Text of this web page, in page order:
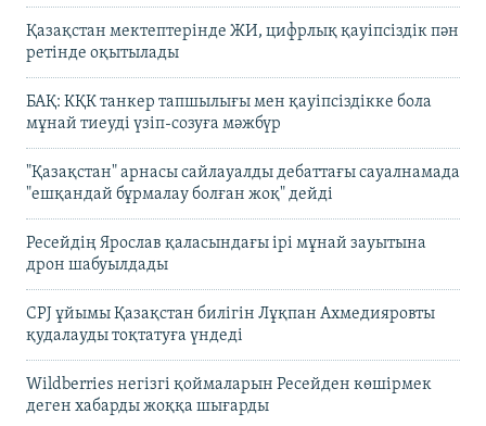
Қазақстан мектептерінде ЖИ, цифрлық қауіпсіздік пән
ретінде оқытылады
БАҚ: КҚК танкер тапшылығы мен қауіпсіздікке бола
мұнай тиеуді үзіп-созуға мәжбүр
"Қазақстан" арнасы сайлауалды дебаттағы сауалнамада
"ешқандай бұрмалау болған жоқ" дейді
Ресейдің Ярослав қаласындағы ірі мұнай зауытына
дрон шабуылдады
CPJ ұйымы Қазақстан билігін Лұқпан Ахмедияровты
қудалауды тоқтатуға үндеді
Wildberries негізгі қоймаларын Ресейден көшірмек
деген хабарды жоққа шығарды